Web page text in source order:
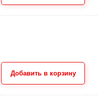
Добавить в корзину